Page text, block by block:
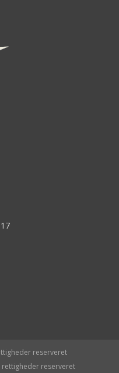
reserveret
reserveret